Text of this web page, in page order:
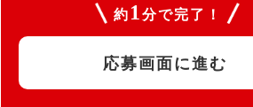
約 1 分で完了！
応募画面に進む